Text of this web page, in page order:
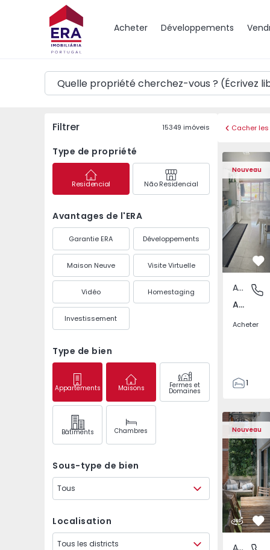
Acheter Développements
Carte
Filtrer 15349 imóveis
Type de propriété
Residencial Não Residencial
Avantages de l'ERA
Garantie ERA Développements
Maison Neuve Visite Virtuelle
Vidéo Homestaging
Investissement
Type de bien
Appartements Maisons Fermes et
Domaines
Bâtiments Chambres
Sous-type de bien
Tous
Localisation
Tous les districts
Cacher
Nouveau
Appartement T1
Appartement
Arcozelo, Porto
Acheter
1
73
81
1
2
Nouveau
Appartement T3